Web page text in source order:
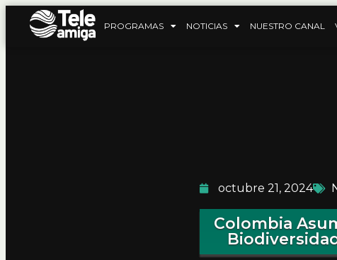
PROGRAMAS NOTICIAS NUESTRO CANAL
octubre 21, 2024
Colombia